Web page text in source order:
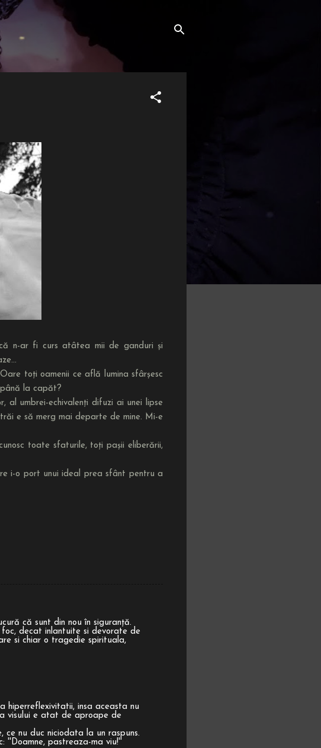
n-ar fi curs atâtea mii de ganduri și
toți oamenii ce află lumina sfârșesc
la capăt?
umbrei-echivalenți difuzi ai unei lipse
e să merg mai departe de mine. Mi-e
toate sfaturile, toți pașii eliberării,
i-o port unui ideal prea sfânt pentru a
că sunt din nou în siguranţă.
decat inlantuite si devorate de
si chiar o tragedie spirituala,
hiperreflexivitatii, insa aceasta nu
visului e atat de aproape de
nu duc niciodata la un raspuns.
''Doamne, pastreaza-ma viu!''